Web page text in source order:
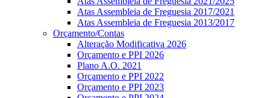
Atas Assembleia de Freguesia 2017/2021
Atas Assembleia de Freguesia 2013/2017
Orçamento/Contas
Alteração Modificativa 2026
Orçamento e PPI 2026
Plano A.O. 2021
Orçamento e PPI 2022
Orçamento e PPI 2023